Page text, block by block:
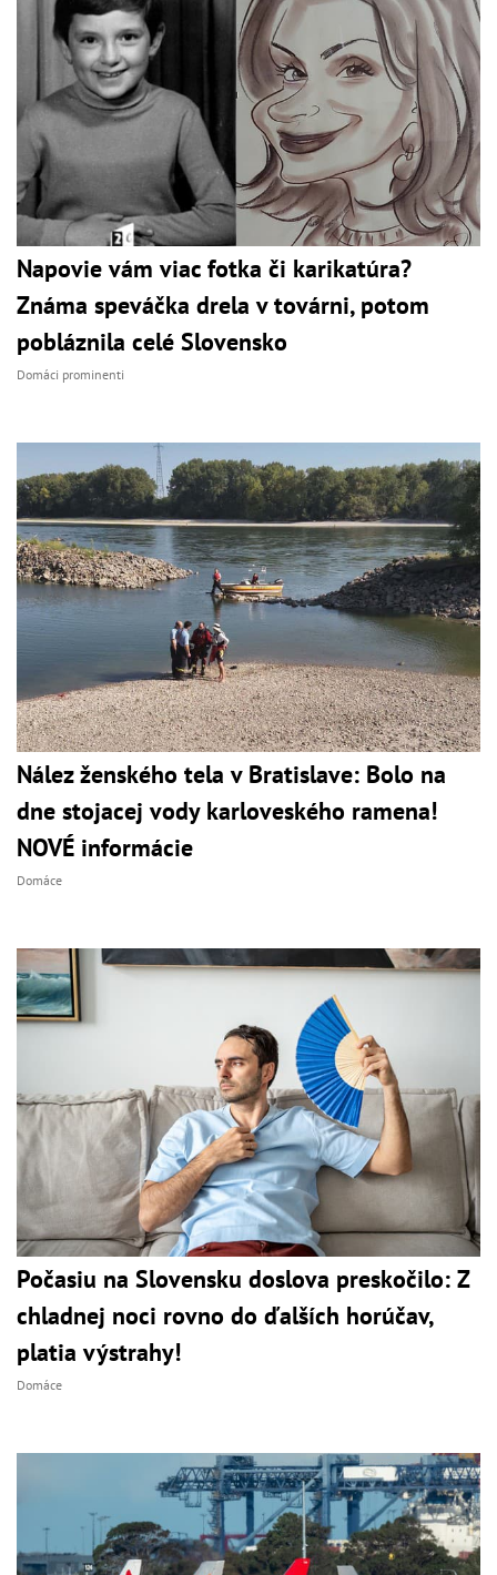
Napovie vám viac fotka či karikatúra?
Známa speváčka drela v továrni, potom
pobláznila celé Slovensko
Domáci prominenti
Nález ženského tela v Bratislave: Bolo na
dne stojacej vody karloveského ramena!
NOVÉ informácie
Domáce
Počasiu na Slovensku doslova preskočilo: Z
chladnej noci rovno do ďalších horúčav,
platia výstrahy!
Domáce